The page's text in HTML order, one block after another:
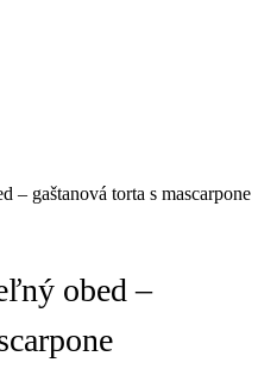
– gaštanová torta s mascarpone
obed –